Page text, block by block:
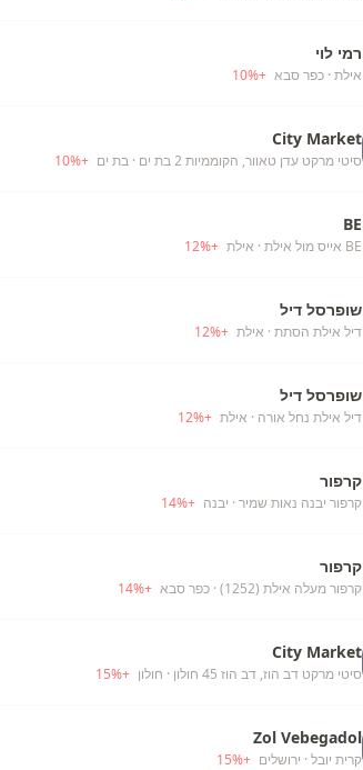
רמי לוי
אילת · כפר סבא +
10%
City Market
סיטי מרקט עדן טאוור, הקוממיות 2 בת ים · בת ים +
10%
BE
BE אייס מול אילת · אילת +
12%
שופרסל דיל
דיל אילת הסתת · אילת +
12%
שופרסל דיל
דיל אילת נחל אורה · אילת +
12%
קרפור
קרפור יבנה נאות שמיר · יבנה +
14%
קרפור
קרפור מעלה אילת (1252) · כפר סבא +
14%
City Market
סיטי מרקט דב הוז, דב הוז 45 חולון · חולון +
15%
Zol Vebegadol
קרית יובל · ירושלים +
15%